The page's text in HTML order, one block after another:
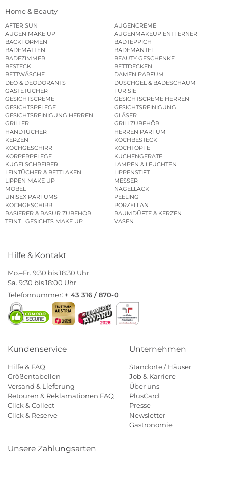
Home & Beauty
AFTER SUN
AUGENCREME
AUGEN MAKE UP
AUGENMAKEUP ENTFERNER
BACKFORMEN
BADTEPPICH
BADEMATTEN
BADEMÄNTEL
BADEZIMMER
BEAUTY GESCHENKE
BESTECK
BETTDECKEN
BETTWÄSCHE
DAMEN PARFUM
DEO & DEODORANTS
DUSCHGEL & BADESCHAUM
GÄSTETÜCHER
FÜR SIE
GESICHTSCREME
GESICHTSCREME HERREN
GESICHTSPFLEGE
GESICHTSREINIGUNG
GESICHTSREINIGUNG HERREN
GLÄSER
GRILLER
GRILLZUBEHÖR
HANDTÜCHER
HERREN PARFUM
KERZEN
KOCHBESTECK
KOCHGESCHIRR
KOCHTÖPFE
KÖRPERPFLEGE
KÜCHENGERÄTE
KUGELSCHREIBER
LAMPEN & LEUCHTEN
LEINTÜCHER & BETTLAKEN
LIPPENSTIFT
LIPPEN MAKE UP
MESSER
MÖBEL
NAGELLACK
UNISEX PARFUMS
PEELING
KOCHGESCHIRR
PORZELLAN
RASIERER & RASUR ZUBEHÖR
RAUMDÜFTE & KERZEN
TEINT | GESICHTS MAKE UP
VASEN
Hilfe & Kontakt
Mo.–Fr. 9:30 bis 18:30 Uhr
Sa. 9:30 bis 18:00 Uhr
Telefonnummer: + 43 316 / 870-0
Kundenservice
Hilfe & FAQ
Größentabellen
Versand & Lieferung
Retouren & Reklamationen FAQ
Click & Collect
Click & Reserve
Unternehmen
Standorte / Häuser
Job & Karriere
Über uns
PlusCard
Presse
Newsletter
Gastronomie
Unsere Zahlungsarten